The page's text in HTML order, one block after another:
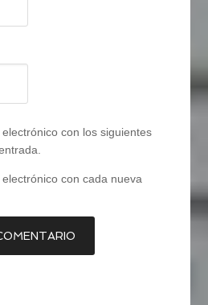
con los siguientes
con cada nueva